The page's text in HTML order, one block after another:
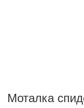
Моталка